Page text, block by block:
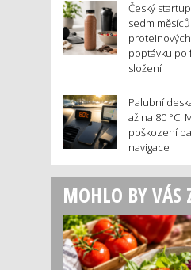
Český
sedm
poptávku po
složení
Palubní
až na 80 °C.
poškození
navigace
MOHLO BY VÁS